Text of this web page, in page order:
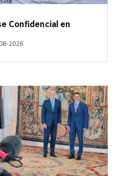
Confidencial en
2026